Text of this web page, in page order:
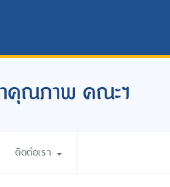
คุณภาพ คณะฯ
ติดต่อเรา